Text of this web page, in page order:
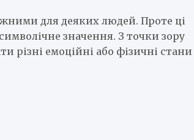
для деяких людей. Проте ці
значення. З точки зору
різні емоційні або фізичні стани